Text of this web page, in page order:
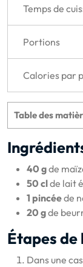
Temps de
Portions
Calories par
Table des
40 gde
50 clde lait
1 pincéede
20 gde
Étapes de
Dans une